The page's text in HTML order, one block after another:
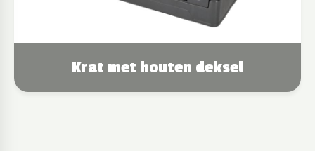
Krat met houten deksel